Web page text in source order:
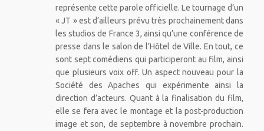
représente cette parole officielle. Le tournage d’un
« JT » est d’ailleurs prévu très prochainement dans
les studios de France 3, ainsi qu’une conférence de
presse dans le salon de l’Hôtel de Ville. En tout, ce
sont sept comédiens qui participeront au film, ainsi
que plusieurs voix off. Un aspect nouveau pour la
Société des Apaches qui expérimente ainsi la
direction d’acteurs. Quant à la finalisation du film,
elle se fera avec le montage et la post-production
image et son, de septembre à novembre prochain.